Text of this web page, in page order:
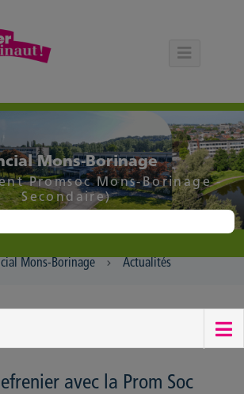
Mons-Borinage
Promsoc Mons-Borinage -
Secondaire)
Mons-Borinage Actualités
avec la Prom Soc